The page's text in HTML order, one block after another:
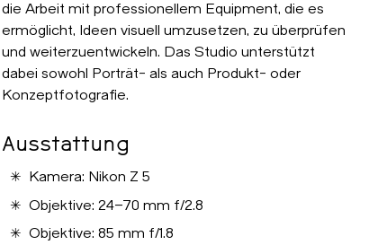
die Arbeit mit professionellem Equipment, die es
ermöglicht, Ideen visuell umzusetzen, zu überprüfen
und weiterzuentwickeln. Das Studio unterstützt
dabei sowohl Porträt- als auch Produkt- oder
Konzeptfotografie.
Ausstattung
Kamera: Nikon Z 5
Objektive: 24–70 mm f/2.8
Objektive: 85 mm f/1.8